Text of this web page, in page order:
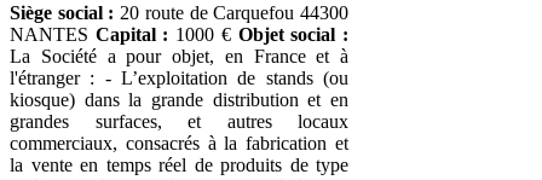
Siège social : 20 route de Carquefou 44300
NANTES Capital : 1000 € Objet social :
La Société a pour objet, en France et à
l'étranger : - L’exploitation de stands (ou
kiosque) dans la grande distribution et en
grandes surfaces, et autres locaux
commerciaux, consacrés à la fabrication et
la vente en temps réel de produits de type